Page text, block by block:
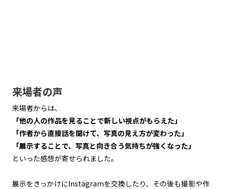
来場者の声
来場者からは、
「他の人の作品を見ることで新しい視点がもらえた」
「作者から直接話を聞けて、写真の見え方が変わった」
「展示することで、写真と向き合う気持ちが強くなった」
といった感想が寄せられました。
展示をきっかけにInstagramを交換したり、その後も撮影や作